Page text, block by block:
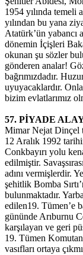
1954 yılında temeli
yılından bu yana
Atatürk’ün yabancı
dönemin İçişleri
okunan şu sözler
gönderen analar!
bağrımızdadır.
uyuyacaklardır.
bizim evlatlarımız
57. PİYADE
Mimar Nejat Dinçel
12 Aralık 1992
Conkbayırı yolu
edilmiştir.
adını vermişlerdir.
şehitlik Bomba
bulunmaktadır.
edilen19. Tümen’e
gününde Arıburnu
karşılayan ve geri
19. Tümen
vasıfları ortaya